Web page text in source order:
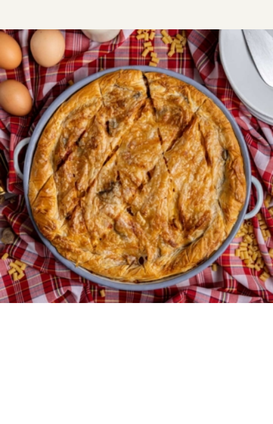
ΣΥΝΤΑΓΕΣ ΑΛΜΥΡΑ ΠΙΤΕΣ
Μακαρονόπιτα σε φόρμα
Δεν είναι μια απλή πίτα. Είναι ένα κανονικό φαγητό.
Ζύμη τραγανή σαν μπισκότο, με φανταστική γέμιση
παστίτσιου. Παραμένει τραγανή και κρύα, αλλά είμαι
σίγουρη, δεν θα προλάβει να κρυώσει γιατί είναι
τέλεια ζεστή.
3 1:30
6 30 λεπτά 1 ώρα